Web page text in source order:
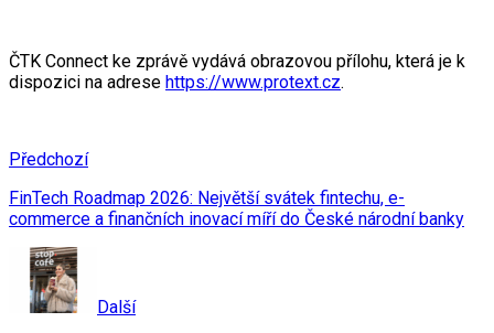
ČTK Connect ke zprávě vydává obrazovou přílohu, která je k
dispozici na adrese https://www.protext.cz.
Předchozí
FinTech Roadmap 2026: Největší svátek fintechu, e-
commerce a finančních inovací míří do České národní banky
Další